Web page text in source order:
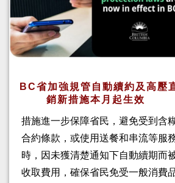
BC省加強規管自動續約及高壓
銷新措施本月起生效
措施進一步保障省民，避免受到含
合約條款，或使用送餐和串流等服
時，因未獲清楚通知下自動續期而
收取費用，確保省民免受一般消費